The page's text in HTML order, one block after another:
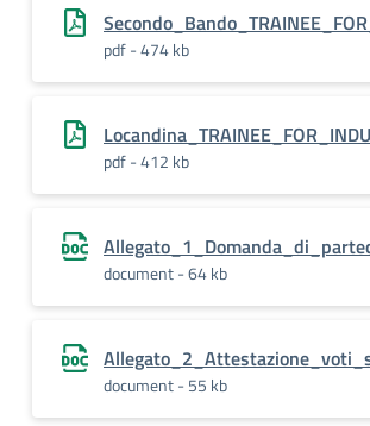
pdf - 474 kb
pdf - 412 kb
document - 64 kb
document - 55 kb